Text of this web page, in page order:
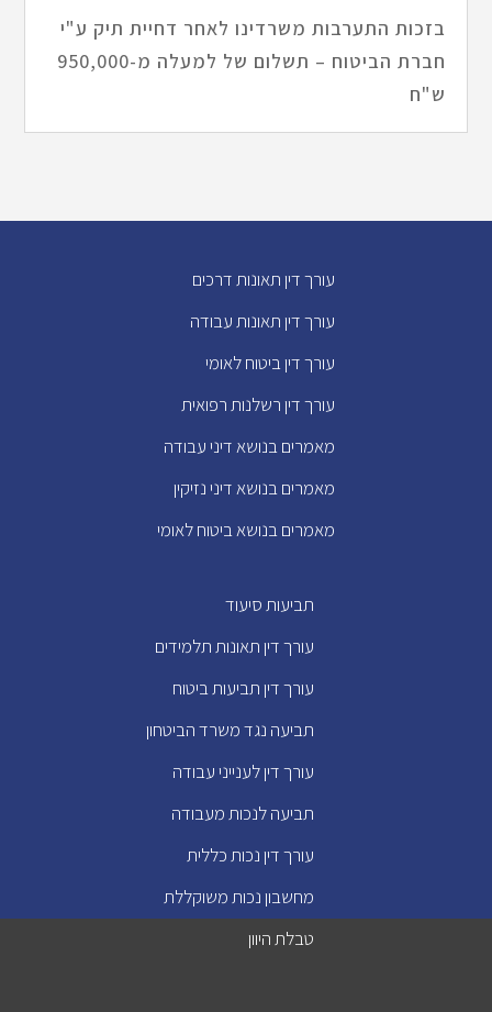
בזכות התערבות משרדינו לאחר דחיית תיק ע"י
חברת הביטוח – תשלום של למעלה מ-950,000
ש"ח
עורך דין תאונות דרכים
עורך דין תאונות עבודה
עורך דין ביטוח לאומי
עורך דין רשלנות רפואית
מאמרים בנושא דיני עבודה
מאמרים בנושא דיני נזיקין
מאמרים בנושא ביטוח לאומי
תביעות סיעוד
עורך דין תאונות תלמידים
עורך דין תביעות ביטוח
תביעה נגד משרד הביטחון
עורך דין לענייני עבודה
תביעה לנכות מעבודה
עורך דין נכות כללית
מחשבון נכות משוקללת
טבלת היוון